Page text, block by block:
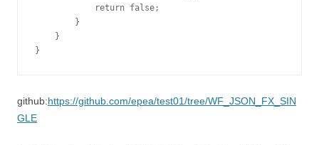
return false;
}
}
}
github:https://github.com/epea/test01/tree/WF_JSON_FX_SIN
GLE